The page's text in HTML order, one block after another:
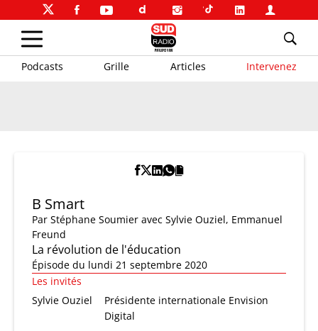
Podcasts Grille Articles Intervenez
B Smart
Par Stéphane Soumier avec Sylvie Ouziel, Emmanuel
Freund
La révolution de l'éducation
Épisode du lundi 21 septembre 2020
Les invités
Sylvie Ouziel
Présidente internationale Envision
Digital